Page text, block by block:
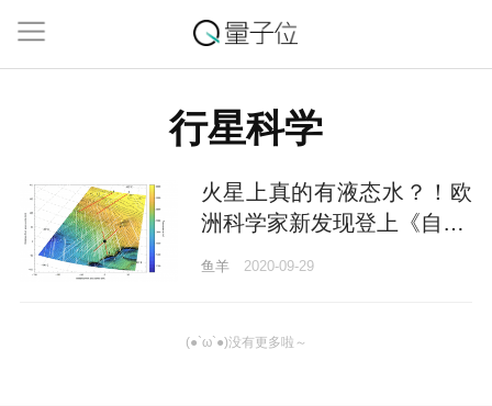
行星科学
火星上真的有液态水？！欧
洲科学家新发现登上《自然·
天文学》
鱼羊 2020-09-29
(●`ω`●)没有更多啦～